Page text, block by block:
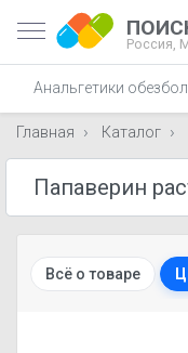
Россия,
Анальгетики
Главная Каталог
Всё о товаре